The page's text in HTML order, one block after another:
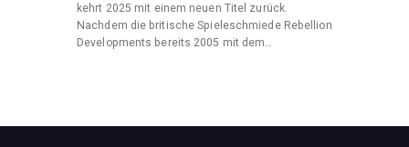
kehrt 2025 mit einem neuen Titel zurück.
Nachdem die britische Spieleschmiede Rebellion
Developments bereits 2005 mit dem…